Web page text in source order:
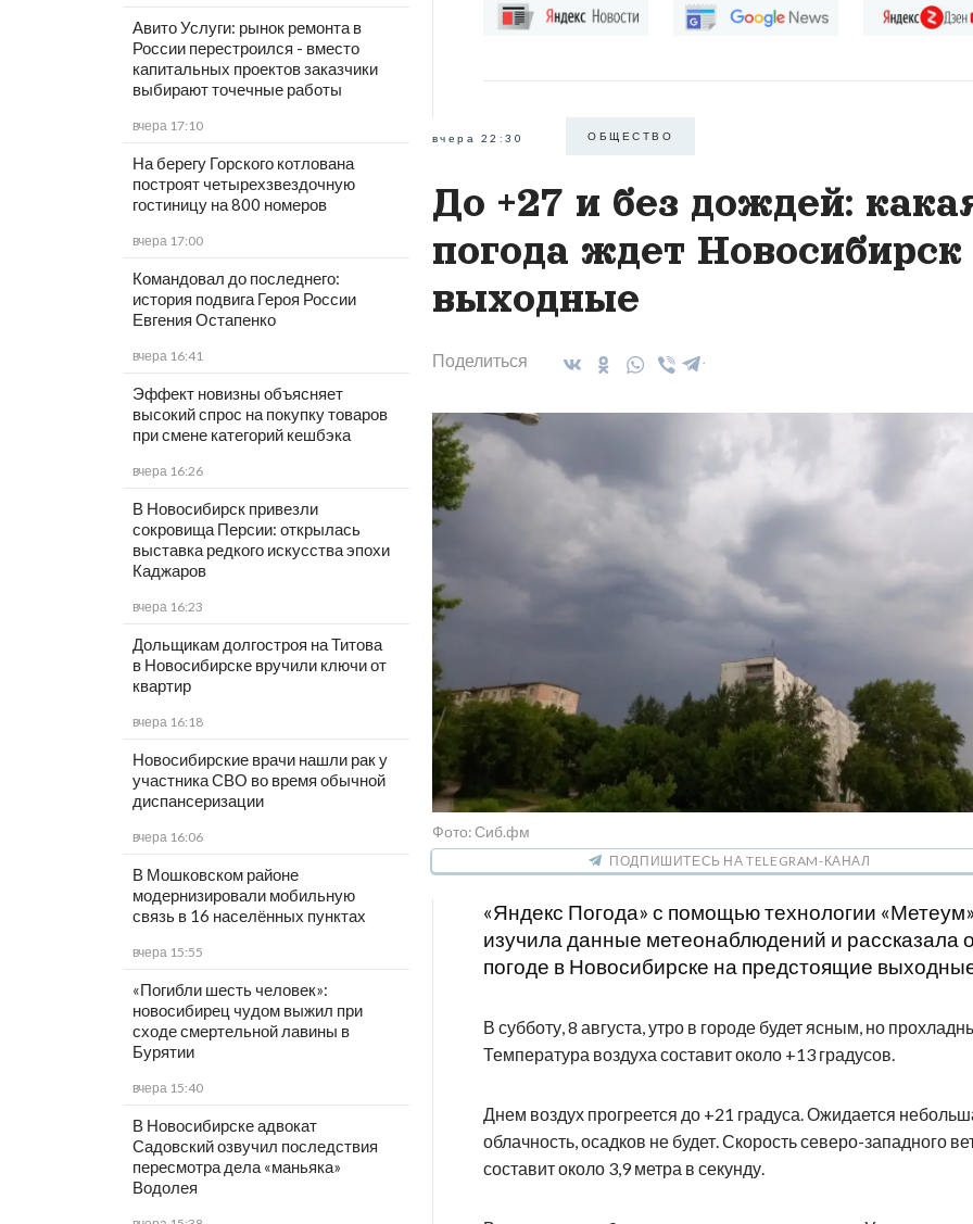
Авито Услуги: рынок ремонта в
России перестроился - вместо
капитальных проектов заказчики
выбирают точечные работы
вчера 17:10
На берегу Горского котлована
построят четырехзвездочную
гостиницу на 800 номеров
вчера 17:00
Командовал до последнего:
история подвига Героя России
Евгения Остапенко
вчера 16:41
Эффект новизны объясняет
высокий спрос на покупку товаров
при смене категорий кешбэка
вчера 16:26
В Новосибирск привезли
сокровища Персии: открылась
выставка редкого искусства эпохи
Каджаров
вчера 16:23
Дольщикам долгостроя на Титова
в Новосибирске вручили ключи от
квартир
вчера 16:18
Новосибирские врачи нашли рак у
участника СВО во время обычной
диспансеризации
вчера 16:06
В Мошковском районе
модернизировали мобильную
связь в 16 населённых пунктах
вчера 15:55
«Погибли шесть человек»:
новосибирец чудом выжил при
сходе смертельной лавины в
Бурятии
вчера 15:40
В Новосибирске адвокат
Садовский озвучил последствия
пересмотра дела «маньяка»
Водолея
вчера 22:30 ОБЩЕСТВО
До +27 и без дождей:
погода ждет Новосибирск
выходные
Поделиться
Фото: Сиб.фм
ПОДПИШИТЕСЬ НА TELEGRAM-КАНАЛ
«Яндекс Погода» с помощью технологии
изучила данные метеонаблюдений и рассказала
погоде в Новосибирске на предстоящие
В субботу, 8 августа, утро в городе будет ясным, но
Температура воздуха составит около +13 градусов.
Днем воздух прогреется до +21 градуса. Ожидается
облачность, осадков не будет. Скорость северо-западного
составит около 3,9 метра в секунду.